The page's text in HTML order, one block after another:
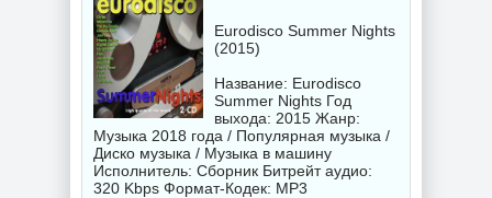
Eurodisco Summer Nights
(2015)
Название: Eurodisco
Summer Nights Год
выхода: 2015 Жанр:
Музыка 2018 года / Популярная музыка /
Диско музыка / Музыка в машину
Исполнитель: Сборник Битрейт аудио:
320 Kbps Формат-Кодек: MP3